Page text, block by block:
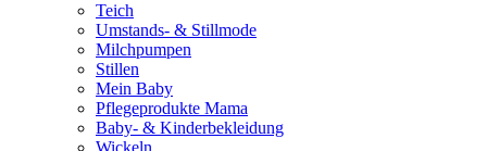
Teich
Umstands- & Stillmode
Milchpumpen
Stillen
Mein Baby
Pflegeprodukte Mama
Baby- & Kinderbekleidung
Wickeln